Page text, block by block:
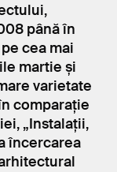
până în
cea mai
martie și
varietate
comparație
„Instalații,
încercarea